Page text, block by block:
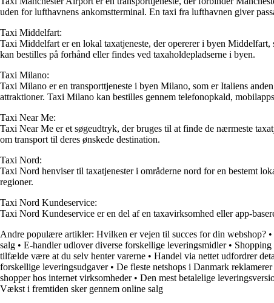
uden for lufthavnens ankomstterminal. En taxi fra lufthavnen giver
Taxi Middelfart:
Taxi Middelfart er en lokal taxatjeneste, der opererer i byen
kan bestilles på forhånd eller findes ved taxaholdepladserne i byen.
Taxi Milano:
Taxi Milano er en transporttjeneste i byen Milano, som er Italiens
attraktioner. Taxi Milano kan bestilles gennem telefonopkald,
Taxi Near Me:
Taxi Near Me er et søgeudtryk, der bruges til at finde de nærmeste
om transport til deres ønskede destination.
Taxi Nord:
Taxi Nord henviser til taxatjenester i områderne nord for en bestemt
regioner.
Taxi Nord Kundeservice:
Taxi Nord Kundeservice er en del af en taxavirksomhed eller app-
Andre populære artikler: Hvilken er vejen til succes for din webshop? •
salg • E-handler udlover diverse forskellige leveringsmidler• Shopping
tilfælde være at du selv henter varerne • Handel via nettet udfordrer
forskellige leveringsudgaver• De fleste netshops i Danmark
shopper hos internet virksomheder• Den mest betalelige
Vækst i fremtiden sker gennem online salg